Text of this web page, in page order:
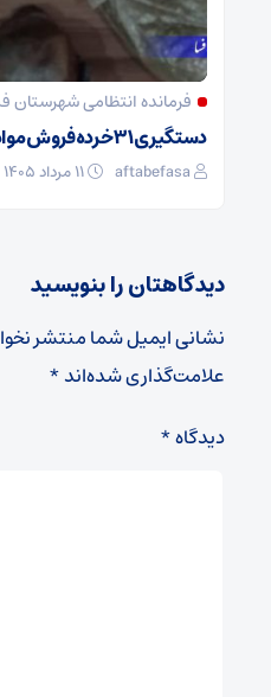
فرمانده انتظامی شهرستان
دستگیری ۳۱ خرده‌فروش مواد مخدر در فسا
aftabefasa
دیدگاهتان را بنویسید
نشانی ایمیل شما منتشر
علامت‌گذاری شده‌اند*
دیدگاه*